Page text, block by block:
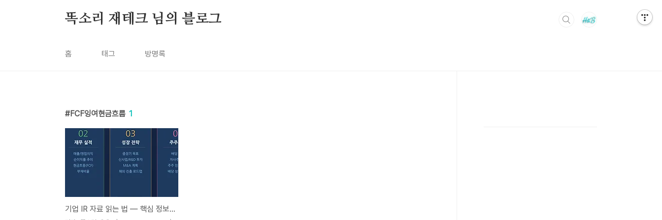
똑소리 재테크 님의 블로그
홈 태그 방명록
FCF잉여현금흐름 1
기업 IR 자료 읽는 법 — 핵심 정보를 30분 안에 파악하는 방법